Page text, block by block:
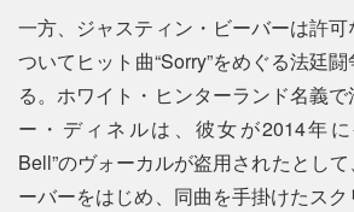
一方、ジャスティン・ビーバーは許
ついてヒット曲“Sorry”をめぐる法廷
る。ホワイト・ヒンターランド名義
ー・ディネルは、彼女が2014年
Bell”のヴォーカルが盗用されたとし
ーバーをはじめ、同曲を手掛けたス